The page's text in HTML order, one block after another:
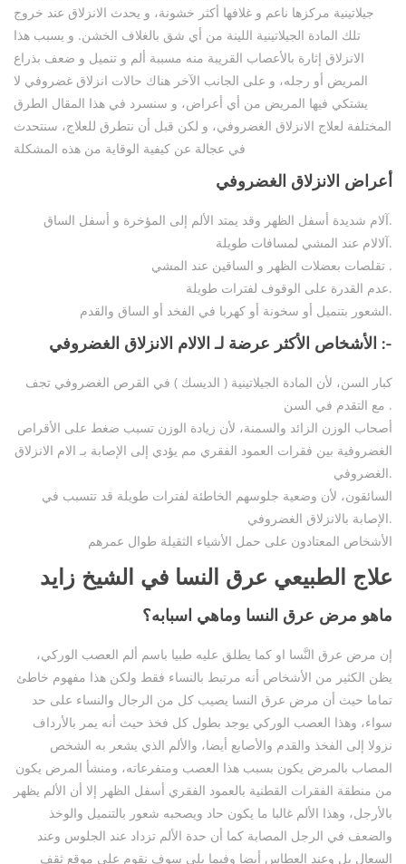
جيلاتينية مركزها ناعم و غلافها أكثر خشونة، و يحدث الانزلاق عند خروج
تلك المادة الجيلاتينية اللينة من أي شق بالغلاف الخشن. و يسبب هذا
الانزلاق إثارة بالأعصاب القريبة منه مسببة ألم و تنميل و ضعف بذراع
المريض أو رجله، و على الجانب الآخر هناك حالات انزلاق غضروفي لا
يشتكي فيها المريض من أي أعراض، و سنسرد في هذا المقال الطرق
المختلفة لعلاج الانزلاق الغضروفي، و لكن قبل أن نتطرق للعلاج، سنتحدث
في عجالة عن كيفية الوقاية من هذه المشكلة
أعراض الانزلاق الغضروفي
آلام شديدة أسفل الظهر وقد يمتد الألم إلى المؤخرة و أسفل الساق.
آلالام عند المشي لمسافات طويلة.
تقلصات بعضلات الظهر و الساقين عند المشي .
عدم القدرة على الوقوف لفترات طويلة.
الشعور بتنميل أو سخونة أو كهربا في الفخد أو الساق والقدم.
الأشخاص الأكثر عرضة لـ الالام الانزلاق الغضروفي :-
كبار السن، لأن المادة الجيلاتينية ( الديسك ) في القرص الغضروفي تجف
مع التقدم في السن .
أصحاب الوزن الزائد والسمنة، لأن زيادة الوزن تسبب ضغط على الأقراص
الغضروفية بين فقرات العمود الفقري مم يؤدي إلى الإصابة بـ الام الانزلاق
الغضروفي.
السائقون، لأن وضعية جلوسهم الخاطئة لفترات طويلة قد تتسبب في
الإصابة بالانزلاق الغضروفي.
الأشخاص المعتادون على حمل الأشياء الثقيلة طوال عمرهم
علاج الطبيعي عرق النسا في الشيخ زايد
ماهو مرض عرق النسا وماهي اسبابه؟
إن مرض عرق النَّسا او كما يطلق عليه طبيا باسم ألم العصب الوركي،
يظن الكثير من الأشخاص أنه مرتبط بالنساء فقط ولكن هذا مفهوم خاطئ
تماما حيث أن مرض عرق النسا يصيب كل من الرجال والنساء على حد
سواء، وهذا العصب الوركي يوجد بطول كل فخذ حيث أنه يمر بالأرداف
نزولا إلى الفخذ والقدم والأصابع أيضا، والألم الذي يشعر به الشخص
المصاب بالمرض يكون بسبب هذا العصب ومتفرعاته، ومنشأ المرض يكون
من منطقة الفقرات القطنية بالعمود الفقري أسفل الظهر إلا أن الألم يظهر
بالأرجل، وهذا الألم غالبا ما يكون حاد ويصحبه شعور بالتنميل والوخذ
والضعف في الرجل المصابة كما أن حدة الألم تزداد عند الجلوس وعند
السعال بل وعند العطاس أيضا وفيما يلي سوف نقوم على موقع ثقف